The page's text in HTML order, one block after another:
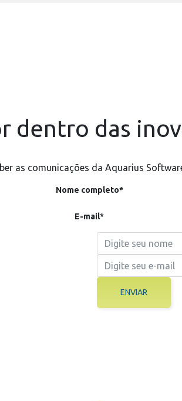
dentro das
as comunicações da Aquarius
Nome completo*
E-mail*
ENVIAR